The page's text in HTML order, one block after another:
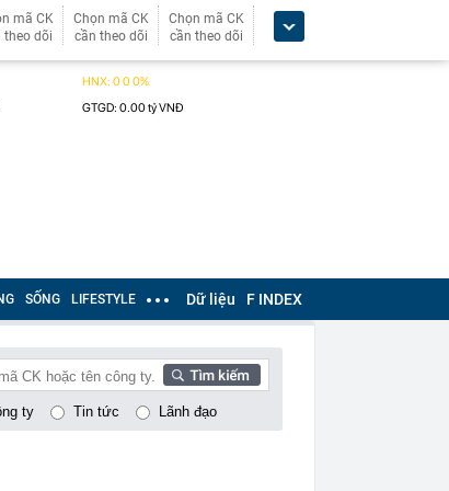
mã CK
theo dõi
Chọn mã CK
cần theo dõi
Chọn mã CK
cần theo dõi
SỐNG LIFESTYLE Dữ liệu F INDEX
ty Tin tức Lãnh đạo